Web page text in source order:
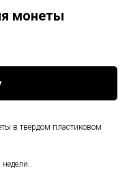
монеты
в твёрдом пластиковом